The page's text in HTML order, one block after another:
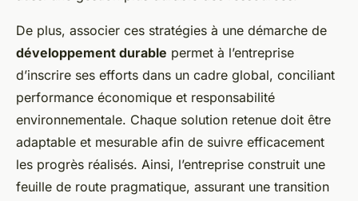
De plus, associer ces stratégies à une démarche de
développement durable permet à l’entreprise
d’inscrire ses efforts dans un cadre global, conciliant
performance économique et responsabilité
environnementale. Chaque solution retenue doit être
adaptable et mesurable afin de suivre efficacement
les progrès réalisés. Ainsi, l’entreprise construit une
feuille de route pragmatique, assurant une transition